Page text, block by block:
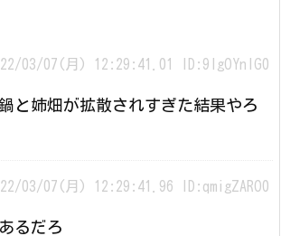
03/07(月) 12:29:41.01 ID:9lgOYnlG0
と姉畑が拡散されすぎた結果やろ
03/07(月) 12:29:41.96 ID:qmigZARO0
るだろ